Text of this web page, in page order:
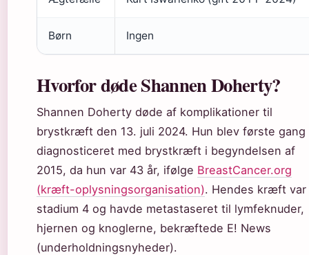
Børn Ingen
Hvorfor døde Shannen Doherty?
Shannen Doherty døde af komplikationer til
brystkræft den 13. juli 2024. Hun blev første gang
diagnosticeret med brystkræft i begyndelsen af
2015, da hun var 43 år, ifølge BreastCancer.org
(kræft-oplysningsorganisation). Hendes kræft var
stadium 4 og havde metastaseret til lymfeknuder,
hjernen og knoglerne, bekræftede E! News
(underholdningsnyheder).